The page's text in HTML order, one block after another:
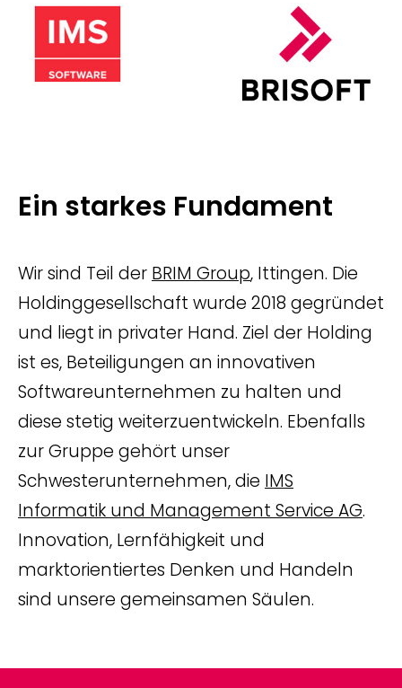
Ein starkes Fundament
Wir sind Teil der BRIM Group, Ittingen. Die
Holdinggesellschaft wurde 2018 gegründet
und liegt in privater Hand. Ziel der Holding
ist es, Beteiligungen an innovativen
Softwareunternehmen zu halten und
diese stetig weiterzuentwickeln. Ebenfalls
zur Gruppe gehört unser
Schwesterunternehmen, die IMS
Informatik und Management Service AG.
Innovation, Lernfähigkeit und
marktorientiertes Denken und Handeln
sind unsere gemeinsamen Säulen.